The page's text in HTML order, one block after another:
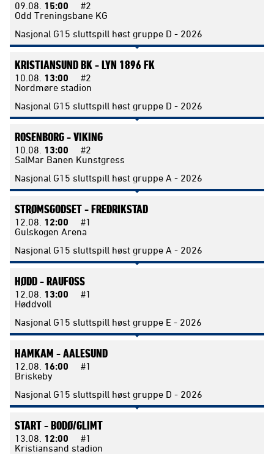
09.08. 15:00
#2
Odd Treningsbane KG
Nasjonal G15 sluttspill høst gruppe D - 2026
KRISTIANSUND BK -LYN 1896 FK
10.08. 13:00
#2
Nordmøre stadion
Nasjonal G15 sluttspill høst gruppe D - 2026
ROSENBORG -VIKING
10.08. 13:00
#2
SalMar Banen Kunstgress
Nasjonal G15 sluttspill høst gruppe A - 2026
STRØMSGODSET -FREDRIKSTAD
12.08. 12:00
#1
Gulskogen Arena
Nasjonal G15 sluttspill høst gruppe A - 2026
HØDD -RAUFOSS
12.08. 13:00
#1
Høddvoll
Nasjonal G15 sluttspill høst gruppe E - 2026
HAMKAM -AALESUND
12.08. 16:00
#1
Briskeby
Nasjonal G15 sluttspill høst gruppe D - 2026
START -BODØ/GLIMT
13.08. 12:00
#1
Kristiansand stadion